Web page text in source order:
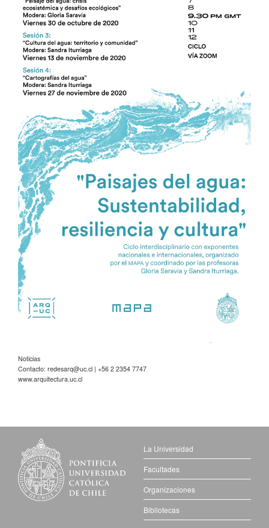
Noticias
Contacto: redesarq@uc.cl | +56 2 2354 7747
www.arquitectura.uc.cl
La Universidad
Facultades
Organizaciones
Bibliotecas